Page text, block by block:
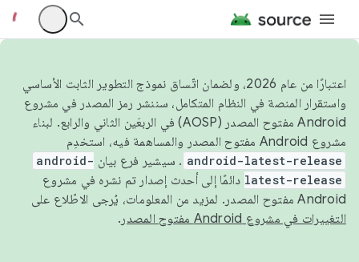
اعتبارًا من عام 2026، ولضمان اتّساق نموذج التطوير الثابت الأساسي
واستقرار المنصة في النظام المتكامل، سننشر رمز المصدر في مشروع
Android مفتوح المصدر (AOSP) في الربعَين الثاني والرابع. لبناء
مشروع Android مفتوح المصدر والمساهمة فيه، استخدِم
android-latest-release . سيشير فرع بيان android-
latest-release دائمًا إلى أحدث إصدار تم نشره في مشروع
Android مفتوح المصدر. لمزيد من المعلومات، يُرجى الاطّلاع على
التغييرات في مشروع Android مفتوح المصدر
.